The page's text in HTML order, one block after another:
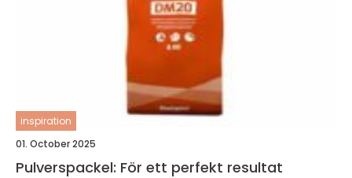
inspiration
01. October 2025
Pulverspackel: För ett perfekt resultat